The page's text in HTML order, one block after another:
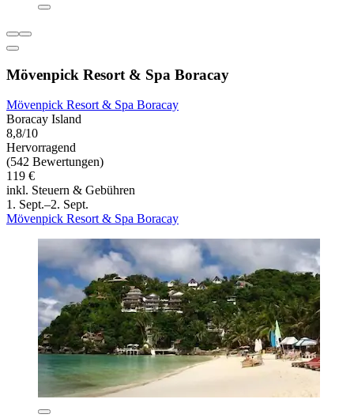
Mövenpick Resort & Spa Boracay
Mövenpick Resort & Spa Boracay
Boracay Island
8,8/10
Hervorragend
(542 Bewertungen)
119 €
inkl. Steuern & Gebühren
1. Sept.–2. Sept.
Mövenpick Resort & Spa Boracay